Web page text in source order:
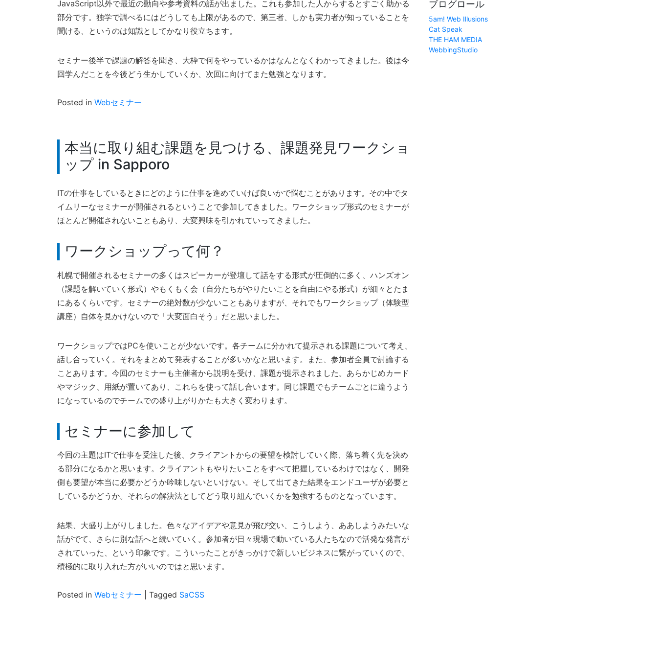
JavaScript以外で最近の動向や参考資料の話が出ました。これも参加した人からするとすごく助かる
部分です。独学で調べるにはどうしても上限があるので、第三者、しかも実力者が知っていることを
聞ける、というのは知識としてかなり役立ちます。
セミナー後半で課題の解答を聞き、大枠で何をやっているかはなんとなくわかってきました。後は今
回学んだことを今後どう生かしていくか、次回に向けてまた勉強となります。
Posted in Webセミナー
本当に取り組む課題を見つける、課題発見ワークショ
ップ in Sapporo
ITの仕事をしているときにどのように仕事を進めていけば良いかで悩むことがあります。その中でタ
イムリーなセミナーが開催されるということで参加してきました。ワークショップ形式のセミナーが
ほとんど開催されないこともあり、大変興味を引かれていってきました。
ワークショップって何？
札幌で開催されるセミナーの多くはスピーカーが登壇して話をする形式が圧倒的に多く、ハンズオン
（課題を解いていく形式）やもくもく会（自分たちがやりたいことを自由にやる形式）が細々とたま
にあるくらいです。セミナーの絶対数が少ないこともありますが、それでもワークショップ（体験型
講座）自体を見かけないので「大変面白そう」だと思いました。
ワークショップではPCを使いことが少ないです。各チームに分かれて提示される課題について考え、
話し合っていく。それをまとめて発表することが多いかなと思います。また、参加者全員で討論する
ことあります。今回のセミナーも主催者から説明を受け、課題が提示されました。あらかじめカード
やマジック、用紙が置いてあり、これらを使って話し合います。同じ課題でもチームごとに違うよう
になっているのでチームでの盛り上がりかたも大きく変わります。
セミナーに参加して
今回の主題はITで仕事を受注した後、クライアントからの要望を検討していく際、落ち着く先を決め
る部分になるかと思います。クライアントもやりたいことをすべて把握しているわけではなく、開発
側も要望が本当に必要かどうか吟味しないといけない。そして出てきた結果をエンドユーザが必要と
しているかどうか。それらの解決法としてどう取り組んでいくかを勉強するものとなっています。
結果、大盛り上がりしました。色々なアイデアや意見が飛び交い、こうしよう、ああしようみたいな
話がでて、さらに別な話へと続いていく。参加者が日々現場で動いている人たちなので活発な発言が
されていった、という印象です。こういったことがきっかけで新しいビジネスに繋がっていくので、
積極的に取り入れた方がいいのではと思います。
Posted in Webセミナー Tagged SaCSS
ブログロール
5am! Web Illusions
Cat Speak
THE HAM MEDIA
WebbingStudio